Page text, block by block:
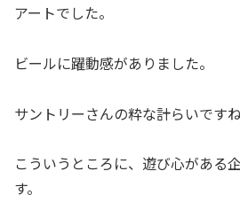
アートでした。
ビールに躍動感がありました。
サントリーさんの粋な計らいですね
こういうところに、遊び心がある
す。